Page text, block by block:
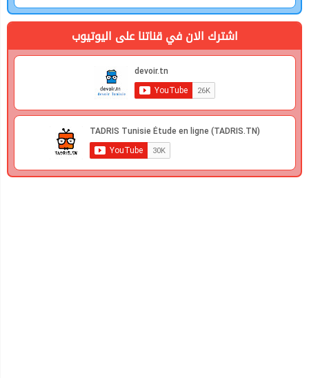
اشترك الان في قناتنا على اليوتيوب